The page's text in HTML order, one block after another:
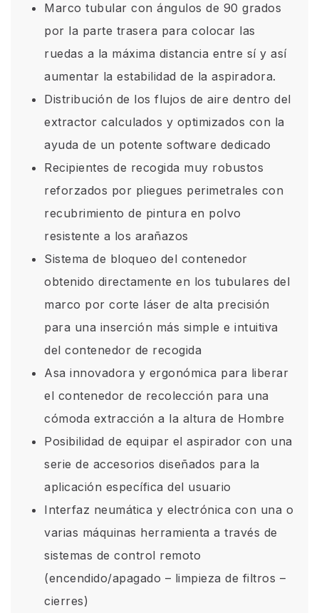
Marco tubular con ángulos de 90 grados
por la parte trasera para colocar las
ruedas a la máxima distancia entre sí y así
aumentar la estabilidad de la aspiradora.
Distribución de los flujos de aire dentro del
extractor calculados y optimizados con la
ayuda de un potente software dedicado
Recipientes de recogida muy robustos
reforzados por pliegues perimetrales con
recubrimiento de pintura en polvo
resistente a los arañazos
Sistema de bloqueo del contenedor
obtenido directamente en los tubulares del
marco por corte láser de alta precisión
para una inserción más simple e intuitiva
del contenedor de recogida
Asa innovadora y ergonómica para liberar
el contenedor de recolección para una
cómoda extracción a la altura de Hombre
Posibilidad de equipar el aspirador con una
serie de accesorios diseñados para la
aplicación específica del usuario
Interfaz neumática y electrónica con una o
varias máquinas herramienta a través de
sistemas de control remoto
(encendido/apagado – limpieza de filtros –
cierres)